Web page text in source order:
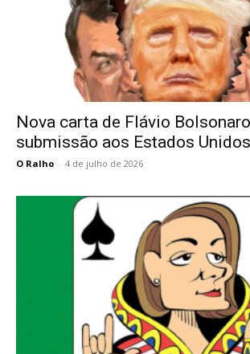
Nova carta de Flávio
submissão aos Estados Unidos
O Ralho - 4 de julho de 2026